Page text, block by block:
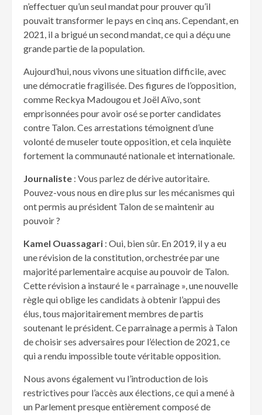
n’effectuer qu’un seul mandat pour prouver qu’il
pouvait transformer le pays en cinq ans. Cependant, en
2021, il a brigué un second mandat, ce qui a déçu une
grande partie de la population.
Aujourd’hui, nous vivons une situation difficile, avec
une démocratie fragilisée. Des figures de l’opposition,
comme Reckya Madougou et Joël Aïvo, sont
emprisonnées pour avoir osé se porter candidates
contre Talon. Ces arrestations témoignent d’une
volonté de museler toute opposition, et cela inquiète
fortement la communauté nationale et internationale.
Journaliste : Vous parlez de dérive autoritaire.
Pouvez-vous nous en dire plus sur les mécanismes qui
ont permis au président Talon de se maintenir au
pouvoir ?
Kamel Ouassagari : Oui, bien sûr. En 2019, il y a eu
une révision de la constitution, orchestrée par une
majorité parlementaire acquise au pouvoir de Talon.
Cette révision a instauré le « parrainage », une nouvelle
règle qui oblige les candidats à obtenir l’appui des
élus, tous majoritairement membres de partis
soutenant le président. Ce parrainage a permis à Talon
de choisir ses adversaires pour l’élection de 2021, ce
qui a rendu impossible toute véritable opposition.
Nous avons également vu l’introduction de lois
restrictives pour l’accès aux élections, ce qui a mené à
un Parlement presque entièrement composé de